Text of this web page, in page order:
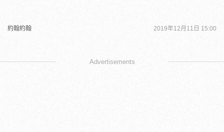
約翰約翰 2019年12月11日 15:00
Advertisements